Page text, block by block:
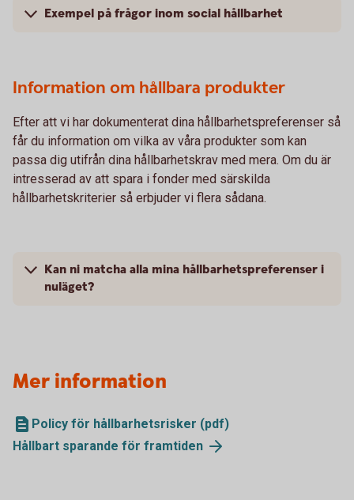
Exempel på frågor inom social hållbarhet
Information om hållbara produkter
Efter att vi har dokumenterat dina hållbarhetspreferenser så
får du information om vilka av våra produkter som kan
passa dig utifrån dina hållbarhetskrav med mera. Om du är
intresserad av att spara i fonder med särskilda
hållbarhetskriterier så erbjuder vi flera sådana.
Kan ni matcha alla mina hållbarhetspreferenser i
nuläget?
Mer information
Policy för hållbarhetsrisker (pdf)
Hållbart sparande för framtiden